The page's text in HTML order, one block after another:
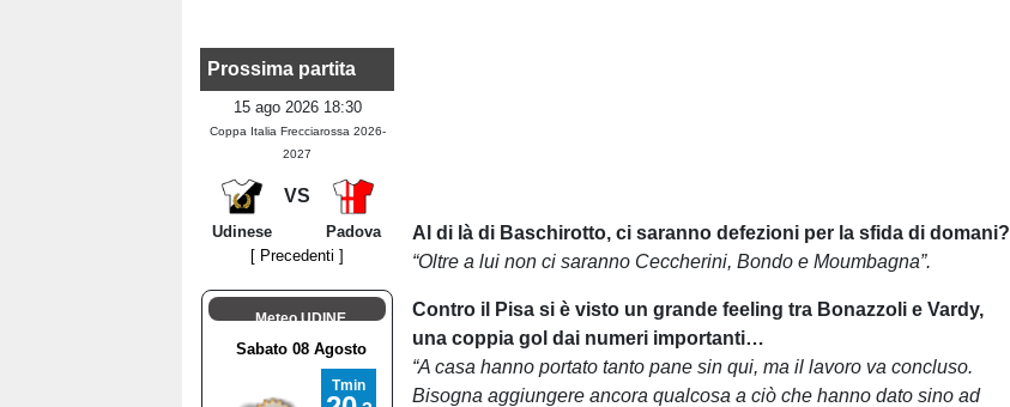
Prossima partita
15 ago 2026 18:30
Coppa Italia Frecciarossa 2026-
2027
VS
Udinese
Padova
[ Precedenti ]
Meteo UDINE
Al di là di Baschirotto, ci saranno defezioni per la sfida di domani?
“Oltre a lui non ci saranno Ceccherini, Bondo e Moumbagna”.
Contro il Pisa si è visto un grande feeling tra Bonazzoli e Vardy,
una coppia gol dai numeri importanti…
“A casa hanno portato tanto pane sin qui, ma il lavoro va concluso.
Bisogna aggiungere ancora qualcosa a ciò che hanno dato sino ad